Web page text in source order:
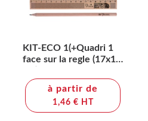
KIT-ECO 1(+Quadri 1
face sur la regle (17x1,3
crayon)
à partir de
1,46 € HT